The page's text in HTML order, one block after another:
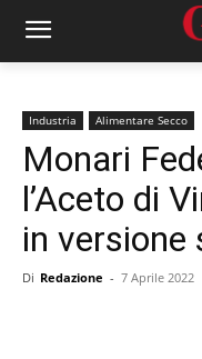
Industria Alimentare Secco
Monari
l’Aceto di
in versione
Di Redazione - 7 Aprile 2022